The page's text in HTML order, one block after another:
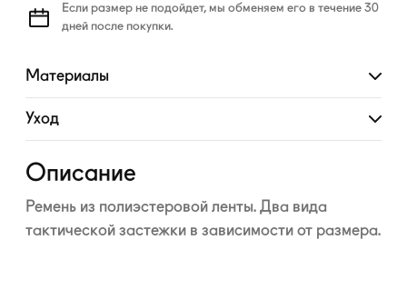
Если размер не подойдет, мы обменяем его в течение 30
дней после покупки.
Материалы
Развернуть
Уход
Развернуть
Описание
Ремень из полиэстеровой ленты. Два вида
тактической застежки в зависимости от размера.